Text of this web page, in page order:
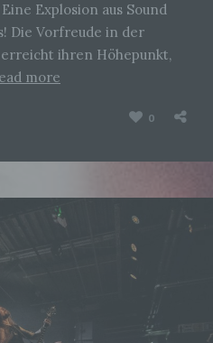
Explosion aus Sound
Die Vorfreude in der
ihren Höhepunkt,
more
0